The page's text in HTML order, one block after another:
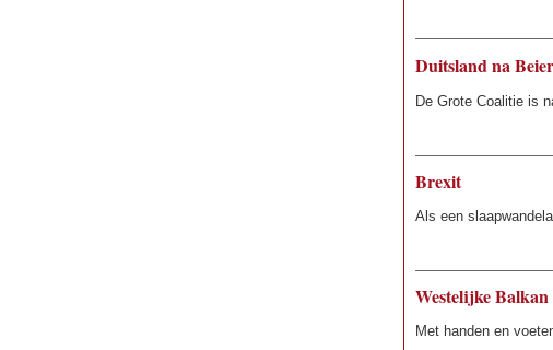
Duitsland na
De Grote Coalitie is
Brexit
Als een
Westelijke Balkan
Met handen en